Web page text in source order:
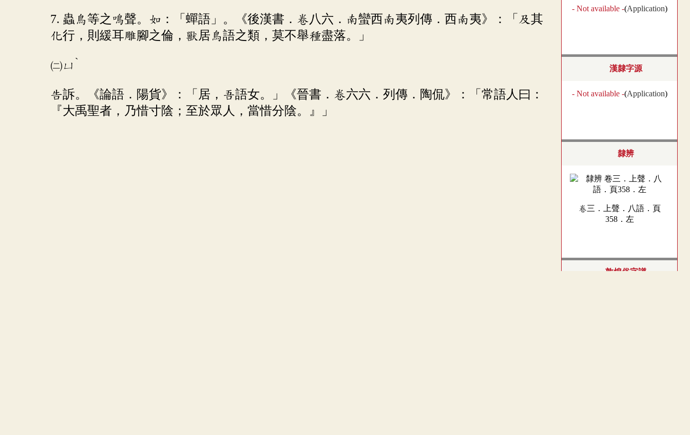
7. 蟲鳥等之鳴聲。如：「蟬語」。《後漢書．卷八六．南蠻西南夷列傳．西南夷》：「及其
化行，則緩耳雕腳之倫，獸居鳥語之類，莫不舉種盡落。」
㈡ㄩ ˋ
告訴。《論語．陽貨》：「居，吾語女。」《晉書．卷六六．列傳．陶侃》：「常語人曰：
『大禹聖者，乃惜寸陰；至於眾人，當惜分陰。』」
- Not available -(Application)
漢隸字源
- Not available -(Application)
隸辨
卷三．上聲．八語．頁
358．左
敦煌俗字譜